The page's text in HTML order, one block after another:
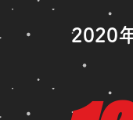
2020